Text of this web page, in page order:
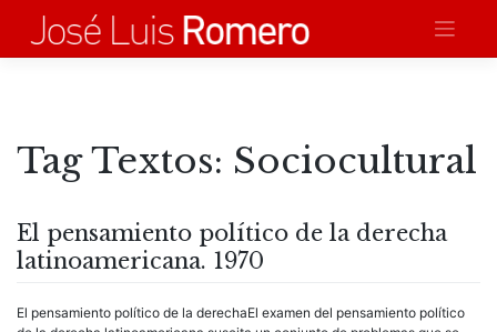
contenido
Tag Textos: Sociocultural
El pensamiento político de la derecha
latinoamericana. 1970
El pensamiento político de la derechaEl examen del pensamiento político